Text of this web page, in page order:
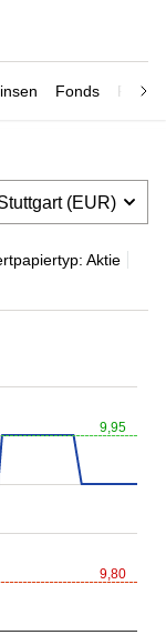
Fonds
Aktie
9,95
9,80